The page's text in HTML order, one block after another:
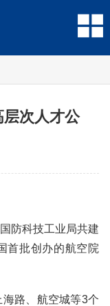
次人才公
防科技工业局共建
首批创办的航空院
路、航空城等3个